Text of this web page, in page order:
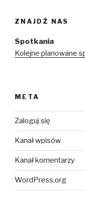
ZNAJDŹ NAS
Spotkania
Kolejne planowane
META
Zaloguj się
Kanał wpisów
Kanał komentarzy
WordPress.org